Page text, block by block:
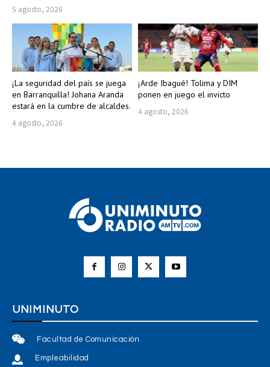
5 agosto, 2026
¡La seguridad del país se juega
en Barranquilla! Johana Aranda
estará en la cumbre de alcaldes.
4 agosto, 2026
¡Arde Ibagué! Tolima y DIM
ponen en juego el invicto
4 agosto, 2026
UNIMINUTO
Facultad de Comunicación
Empleabilidad